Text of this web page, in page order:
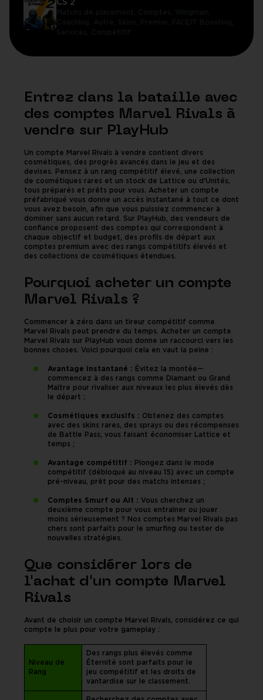
CS 2
Entrez dans la bataille avec
des comptes Marvel Rivals à
vendre sur PlayHub
Un compte Marvel Rivals à vendre contient divers
cosmétiques, des progrès avancés dans le jeu et des
devises. Pensez à un rang compétitif élevé, une collection
de cosmétiques rares et un stock de Lattice ou d'Unités,
tous préparés et prêts pour vous. Acheter un compte
préfabriqué vous donne un accès instantané à tout ce dont
vous avez besoin, afin que vous puissiez commencer à
dominer sans aucun retard. Sur PlayHub, des vendeurs de
confiance proposent des comptes qui correspondent à
chaque objectif et budget, des profils de départ aux
comptes premium avec des rangs compétitifs élevés et
des collections de cosmétiques étendues.
Pourquoi acheter un compte
Marvel Rivals ?
Commencer à zéro dans un tireur compétitif comme
Marvel Rivals peut prendre du temps. Acheter un compte
Marvel Rivals sur PlayHub vous donne un raccourci vers les
bonnes choses. Voici pourquoi cela en vaut la peine :
Avantage instantané : Évitez la montée—
commencez à des rangs comme Diamant ou Grand
Maître pour rivaliser aux niveaux les plus élevés dès
le départ ;
Cosmétiques exclusifs : Obtenez des comptes
avec des skins rares, des sprays ou des récompenses
de Battle Pass, vous faisant économiser Lattice et
temps ;
Avantage compétitif : Plongez dans le mode
compétitif (débloqué au niveau 15) avec un compte
pré-niveau, prêt pour des matchs intenses ;
Comptes Smurf ou Alt : Vous cherchez un
deuxième compte pour vous entraîner ou jouer
moins sérieusement ? Nos comptes Marvel Rivals pas
chers sont parfaits pour le smurfing ou tester de
nouvelles stratégies.
Que considérer lors de
l'achat d'un compte Marvel
Rivals
Avant de choisir un compte Marvel Rivals, considérez ce qui
compte le plus pour votre gameplay :
Niveau de
Rang
Des rangs plus élevés comme
Éternité sont parfaits pour le
jeu compétitif et les droits de
vantardise sur le classement.